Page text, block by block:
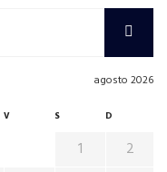
agosto 2026
V S D
1
2